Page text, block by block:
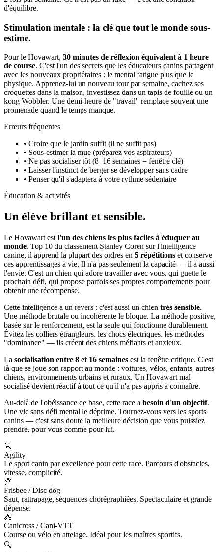
d'équilibre.
Stimulation mentale : la clé que tout le monde sous-
estime.
Pour le Hovawart, 30 minutes de réflexion équivalent à 1 heure
de course. C'est l'un des secrets que les éducateurs canins partagent
avec les nouveaux propriétaires : le mental fatigue plus que le
physique. Apprenez-lui un nouveau tour par semaine, cachez ses
croquettes dans la maison, investissez dans un tapis de fouille ou un
kong Wobbler. Une demi-heure de "travail" remplace souvent une
promenade quand le temps manque.
Erreurs fréquentes
• Croire que le jardin suffit (il ne suffit pas)
• Sous-estimer la mue (préparez vos aspirateurs)
• Ne pas socialiser tôt (8–16 semaines = fenêtre clé)
• Laisser l'instinct de berger se développer sans cadre
• Penser qu'il s'adaptera à votre rythme sédentaire
Éducation & activités
Un élève brillant et sensible.
Le Hovawart est l'un des chiens les plus faciles à éduquer au
monde. Top 10 du classement Stanley Coren sur l'intelligence
canine, il apprend la plupart des ordres en 5 répétitions et conserve
ces apprentissages à vie. Il n'a pas seulement la capacité — il a aussi
l'envie. C'est un chien qui adore travailler avec vous, qui guette le
prochain défi, qui propose parfois ses propres comportements pour
obtenir une récompense.
Cette intelligence a un revers : c'est aussi un chien très sensible.
Une méthode brutale ou incohérente le bloque. La méthode positive,
basée sur le renforcement, est la seule qui fonctionne durablement.
Évitez les colliers étrangleurs, les chocs électriques, les méthodes
"dominance" — ils créent des chiens méfiants et anxieux.
La socialisation entre 8 et 16 semaines est la fenêtre critique. C'est
là que se joue son rapport au monde : voitures, vélos, enfants, autres
chiens, environnements urbains et ruraux. Un Hovawart mal
socialisé devient réactif à tout ce qu'il n'a pas appris à connaître.
Au-delà de l'obéissance de base, cette race a besoin d'un objectif.
Une vie sans défi mental le déprime. Tournez-vous vers les sports
canins — c'est sans doute la meilleure décision que vous puissiez
prendre, pour vous comme pour lui.
🏃
Agility
Le sport canin par excellence pour cette race. Parcours d'obstacles,
vitesse, complicité.
🥏
Frisbee / Disc dog
Saut, rattrapage, séquences chorégraphiées. Spectaculaire et grande
dépense.
🚴
Canicross / Cani-VTT
Course ou vélo en attelage. Idéal pour les maîtres sportifs.
🔍